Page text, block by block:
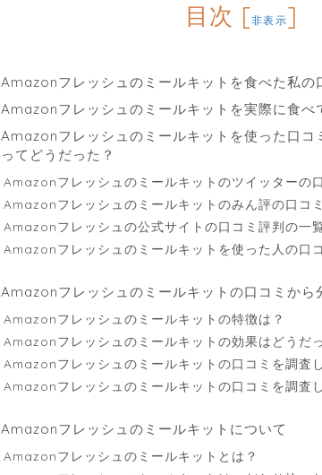
目次 [非表示]
Amazonフレッシュのミールキットを食べた私の
Amazonフレッシュのミールキットを実際に食べ
Amazonフレッシュのミールキットを使った口コ
ってどうだった？
Amazonフレッシュのミールキットのツイッターの
Amazonフレッシュのミールキットのみん評の口コ
Amazonフレッシュの公式サイトの口コミ評判の一
Amazonフレッシュのミールキットを使った人の口
Amazonフレッシュのミールキットの口コミから
Amazonフレッシュのミールキットの特徴は？
Amazonフレッシュのミールキットの効果はどうだ
Amazonフレッシュのミールキットの口コミを調査
Amazonフレッシュのミールキットの口コミを調査
Amazonフレッシュのミールキットについて
Amazonフレッシュのミールキットとは？